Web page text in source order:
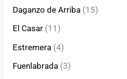
Daganzo de Arriba (15)
El Casar (11)
Estremera (4)
Fuenlabrada (3)